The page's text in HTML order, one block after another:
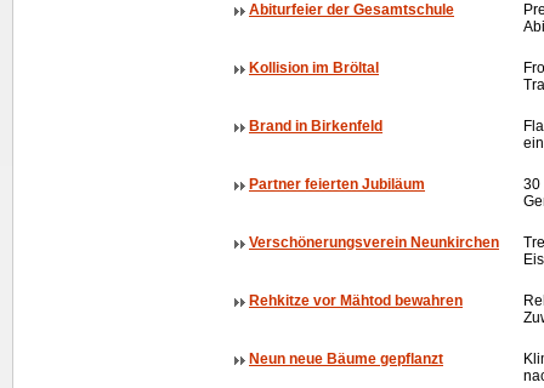
Abiturfeier der Gesamtschule
Kollision im Bröltal
Brand in Birkenfeld
Partner feierten Jubiläum
30
Verschönerungsverein Neunkirchen
Rehkitze vor Mähtod bewahren
Neun neue Bäume gepflanzt